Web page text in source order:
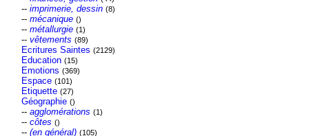
-- imprimerie, dessin (8)
-- mécanique ()
-- métallurgie (1)
-- vêtements (89)
Ecritures Saintes (2129)
Education (15)
Emotions (369)
Espace (101)
Etiquette (27)
Géographie ()
-- agglomérations (1)
-- côtes ()
-- (en général) (105)